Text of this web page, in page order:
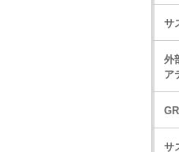
サ
外
ア
サ